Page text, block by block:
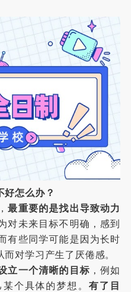
怎么办？
最重要的是找出导致动力
对未来目标不明确，感到
有些同学可能是因为长时
对学习产生了厌倦感。
立一个清晰的目标 ，例如
个具体的梦想。有了目